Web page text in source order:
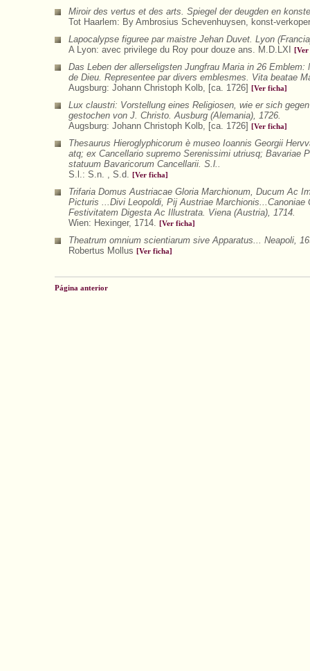
Miroir des vertus et des arts. Spiegel der deugden en
Tot Haarlem: By Ambrosius Schevenhuysen, konst-
Lapocalypse figuree par maistre Jehan Duvet. Lyon
A Lyon: avec privilege du Roy pour douze ans. M.D.LXI
Das Leben der allerseligsten Jungfrau Maria in 26
de Dieu. Representee par divers emblesmes. Vita beatae
Augsburg: Johann Christoph Kolb, [ca. 1726]
[Ver ficha]
Lux claustri: Vorstellung eines Religiosen, wie er sich
gestochen von J. Christo. Ausburg (Alemania), 1726.
Augsburg: Johann Christoph Kolb, [ca. 1726]
[Ver ficha]
Thesaurus Hieroglyphicorum è museo Ioannis Georgii
atq; ex Cancellario supremo Serenissimi utriusq;
statuum Bavaricorum Cancellarii. S.l..
S.l.: S.n. , S.d.
[Ver ficha]
Trifaria Domus Austriacae Gloria Marchionum, Ducum Ac
Picturis ...Divi Leopoldi, Pij Austriae
Festivitatem Digesta Ac Illustrata. Viena (Austria), 1714.
Wien: Hexinger, 1714.
[Ver ficha]
Theatrum omnium scientiarum sive Apparatus... Neapoli,
Robertus Mollus
[Ver ficha]
Página anterior